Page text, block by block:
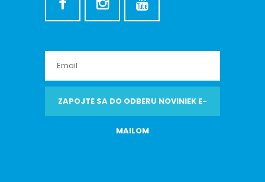
ZAPOJTE SA DO ODBERU NOVINIEK E-
MAILOM